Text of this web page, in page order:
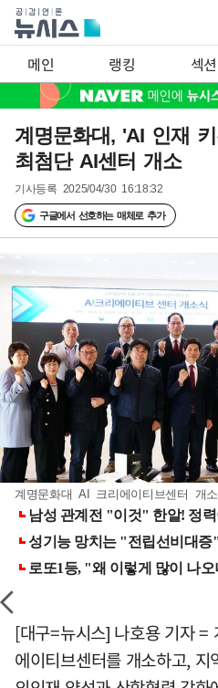
메인 랭킹 섹션
계명문화대, 'AI 인재
최첨단 AI센터 개소
기사등록 2025/04/30 16:18:32
구글에서 선호하는 매체로 추가
계명문화대 AI 크리에이티브센터 개
[대구=뉴시스] 나호용 기자 =
에이티브센터를 개소하고,